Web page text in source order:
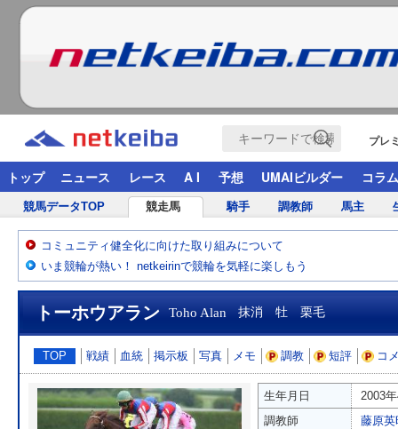
プレ
トップ ニュース レース A I 予想 UMAIビルダー コラム
競馬データTOP 競走馬 騎手 調教師 馬主
コミュニティ健全化に向けた取り組みについて
いま競輪が熱い！ netkeirinで競輪を気軽に楽しもう
トーホウアラン Toho Alan 抹消 牡 栗毛
TOP 戦績 血統 掲示板 写真 メモ 調教 短評 コ
生年月日
2003
調教師
藤原英